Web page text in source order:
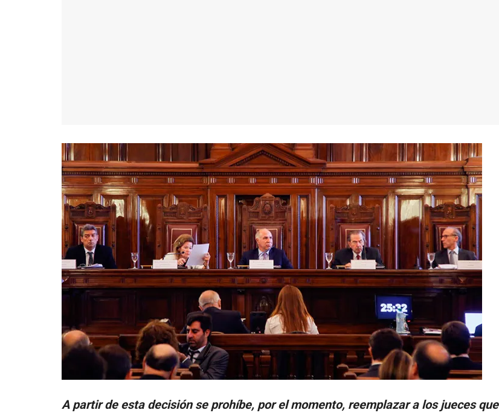
A partir de esta decisión se prohíbe, por el momento, reemplazar a los jueces que